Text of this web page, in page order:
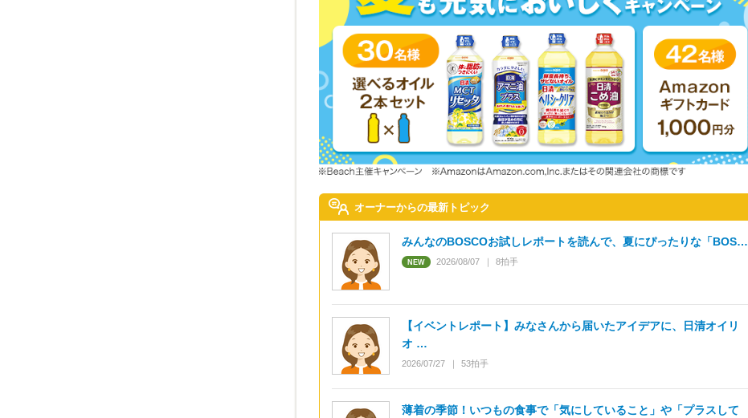
オーナーからの最新トピック
みんなのBOSCOお試しレポートを読んで、夏にぴったりな「BOS…
2026/08/07 8拍手
【イベントレポート】みなさんから届いたアイデアに、日清オイリ
オ …
2026/07/27 53拍手
薄着の季節！いつもの食事で「気にしていること」や「プラスして